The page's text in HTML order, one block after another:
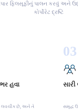
ફિલસૂફીનું પાલન કરવું અને
કોર્પોરેટ દ્રષ્ટિ
હવા
લવચીક છે, અને તે
03
સારી
સમૃદ્ધ